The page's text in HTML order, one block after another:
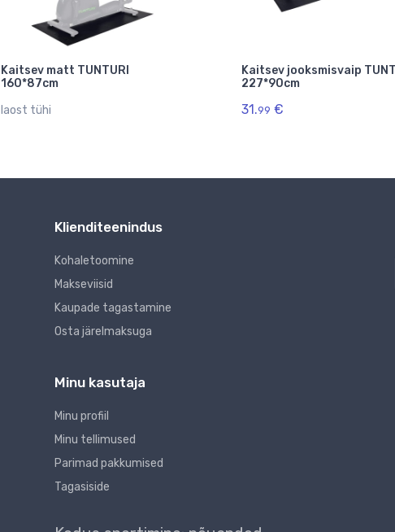
Kaitsev matt TUNTURI
160*87cm
laost tühi
Kaitsev jooksmisvaip
227*90cm
31.99 €
Klienditeenindus
Kohaletoomine
Makseviisid
Kaupade tagastamine
Osta järelmaksuga
Minu kasutaja
Minu profiil
Minu tellimused
Parimad pakkumised
Tagasiside